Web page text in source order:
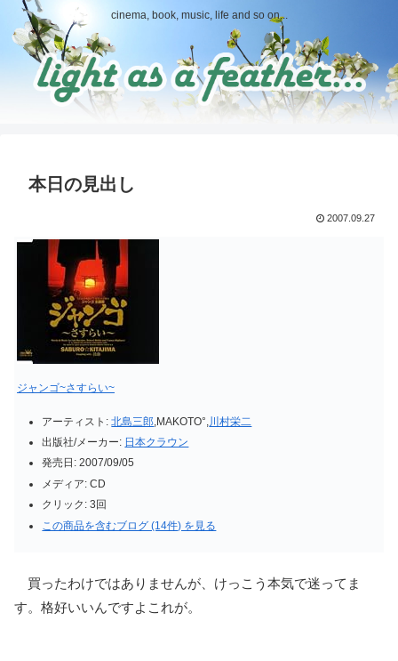
cinema, book, music, life and so on...
本日の見出し
2007.09.27
ジャンゴ~さすらい~
アーティスト: 北島三郎 ,MAKOTO°, 川村栄二
出版社/メーカー: 日本クラウン
発売日: 2007/09/05
メディア: CD
クリック : 3回
この商品を含むブログ (14件) を見る
買ったわけではありませんが、けっこう本気で迷ってま
す。格好いいんですよこれが。